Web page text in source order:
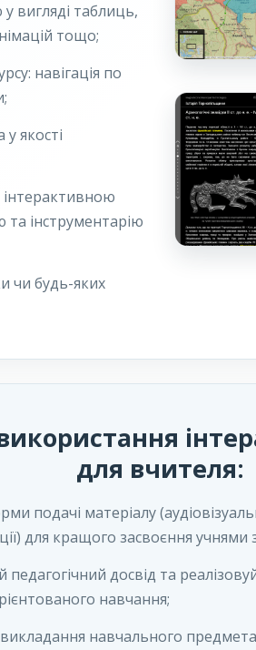
вигляді таблиць,
тощо;
навігація по
якості
інтерактивною
інструментарію
чи будь-яких
для вчителя:
подачі матеріалу
для кращого засвоєння учнями
педагогічний досвід та
навчання;
навчального